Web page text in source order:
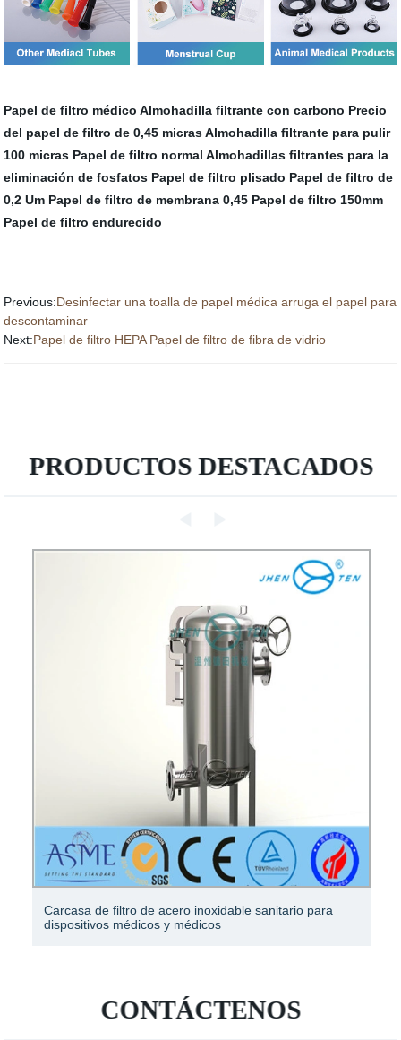
Papel de filtro médico Almohadilla filtrante con carbono Precio
del papel de filtro de 0,45 micras Almohadilla filtrante para pulir
100 micras Papel de filtro normal Almohadillas filtrantes para la
eliminación de fosfatos Papel de filtro plisado Papel de filtro de
0,2 Um Papel de filtro de membrana 0,45 Papel de filtro 150mm
Papel de filtro endurecido
Previous:Desinfectar una toalla de papel médica arruga el papel para
descontaminar
Next:Papel de filtro HEPA Papel de filtro de fibra de vidrio
PRODUCTOS DESTACADOS
Juego de instrumentos médicos de sangre estéril
desechable con filtro
CONTÁCTENOS